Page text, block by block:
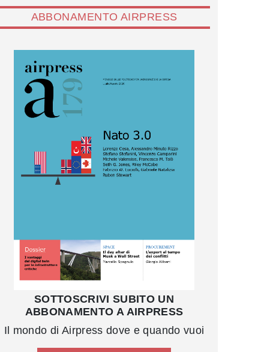
ABBONAMENTO AIRPRESS
SOTTOSCRIVI SUBITO UN
ABBONAMENTO A AIRPRESS
Il mondo di Airpress dove e quando vuoi